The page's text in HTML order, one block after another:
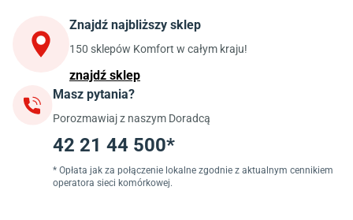
Szafki kuchenne wiszące (górne)
Szafki pod zlewozmywak
Blaty kuchenne laminowane
Jadalnia
Stoły do jadalni
Krzesła do jadalni
Dywany szare
Lampy w stylu loftowym
Lampy wiszące do jadalni
Znajdź najbliższy sklep
150 sklepów Komfort w całym kraju!
znajdź sklep
Masz pytania?
Porozmawiaj z naszym Doradcą
42 21 44 500*
* Opłata jak za połączenie lokalne zgodnie z aktualnym cennikiem
operatora sieci komórkowej.